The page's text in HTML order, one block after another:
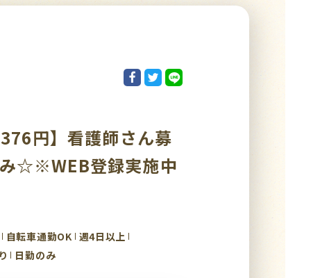
円】看護師さん募
☆※WEB登録実施中
自転車通勤OK 週4日以上
日勤のみ